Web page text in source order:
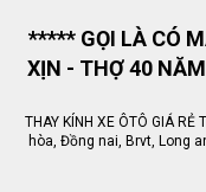
***** GỌI LÀ CÓ
XỊN - THỢ 40
THAY KÍNH XE ÔTÔ GIÁ
hòa, Đồng nai, Brvt, Long